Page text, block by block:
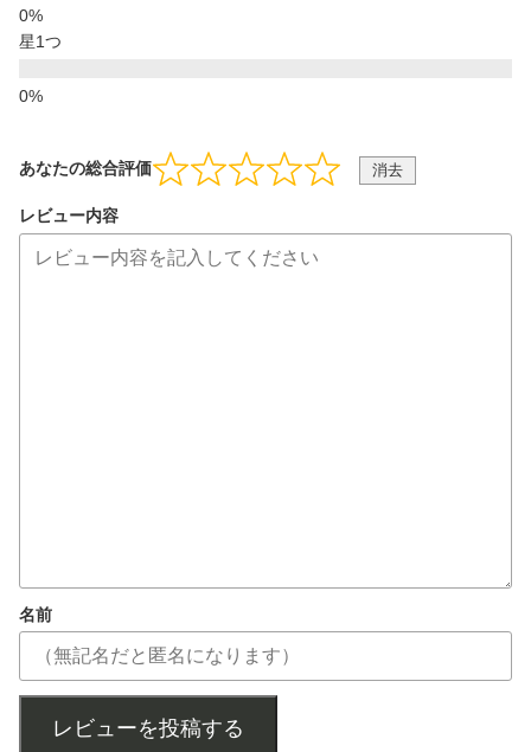
星1つ
あなたの総合評価 消去
レビュー内容
名前
レビューを投稿する